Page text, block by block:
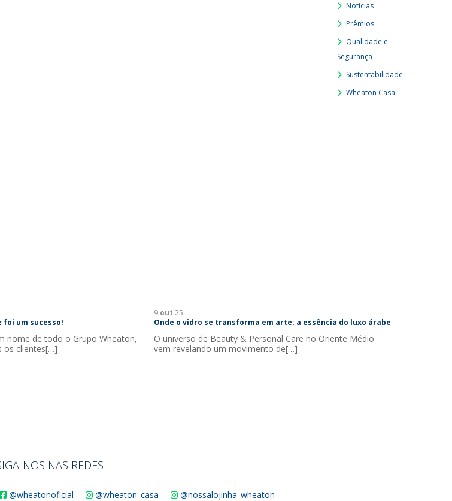
Noticias
Prêmios
Qualidade e
Segurança
Sustentabilidade
Wheaton Casa
foi um sucesso!
nome de todo o Grupo Wheaton,
os clientes[…]
9 out 25
Onde o vidro se transforma em arte: a essência do luxo árabe
O universo de Beauty & Personal Care no Oriente Médio
vem revelando um movimento de[…]
NOS NAS REDES
@wheatonoficial @wheaton_casa @nossalojinha_wheaton